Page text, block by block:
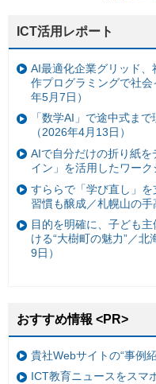
ICT活用レポート
AI最適化企業グリッド
作プログラミングで社
年5月7日）
「数学AI」で途中式ま
（2026年4月13日）
AIで自分だけの折り紙
イン」を活用したワーク
すららで「学び直し」
習慣も醸成／札幌山の手
目的を明確に、子ども
ける“大樹町の魅力”／
9日）
おすすめ情報 <PR>
貴社Webサイトの“事例
ICT教育ニュースをスマ